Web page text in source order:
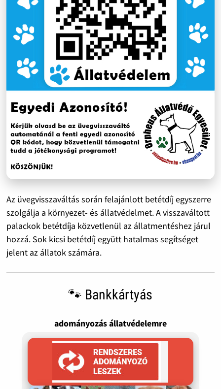
Az üvegvisszaváltás során felajánlott betétdíj egyszerre
szolgálja a környezet- és állatvédelmet. A visszaváltott
palackok betétdíja közvetlenül az állatmentéshez járul
hozzá. Sok kicsi betétdíj együtt hatalmas segítséget
jelent az állatok számára.
🐾 Bankkártyás
adományozás állatvédelemre